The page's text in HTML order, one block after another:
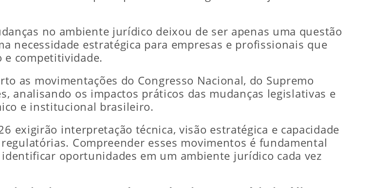
no ambiente jurídico deixou de ser apenas uma questão
necessidade estratégica para empresas e profissionais que
e competitividade.
as movimentações do Congresso Nacional, do Supremo
analisando os impactos práticos das mudanças legislativas e
e institucional brasileiro.
exigirão interpretação técnica, visão estratégica e capacidade
Compreender esses movimentos é fundamental
oportunidades em um ambiente jurídico cada vez